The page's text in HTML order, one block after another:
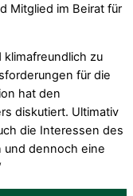
Mitglied im Beirat für
klimafreundlich zu
für die
hat den
diskutiert. Ultimativ
die Interessen des
und dennoch eine